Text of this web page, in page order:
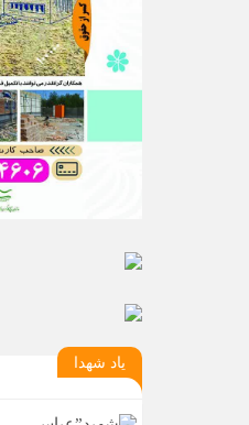
یاد شهدا